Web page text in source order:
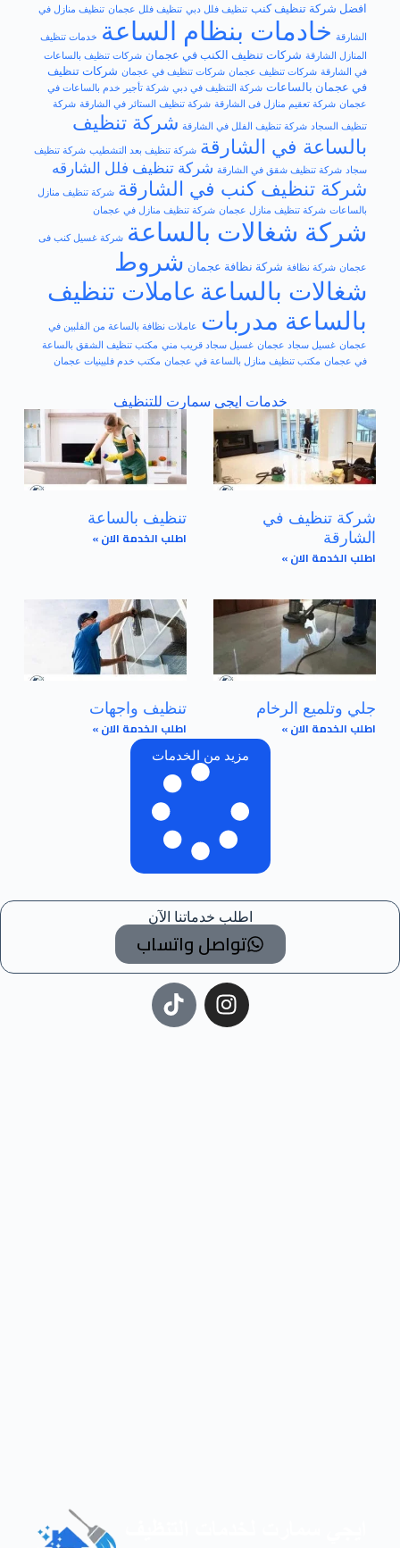
افضل​ شركة تنظيف كنب تنظيف فلل دبي تنظيف فلل عجمان تنظيف منازل في
الشارقة خادمات بنظام الساعة
خدمات تنظيف
المنازل الشارقة شركات تنظيف الكنب في عجمان شركات تنظيف بالساعات
في الشارقة شركات تنظيف عجمان شركات تنظيف في عجمان شركات تنظيف
في عجمان بالساعات شركة التنظيف في دبي شركة تأجير خدم بالساعات في
عجمان شركة تعقيم منازل فى الشارقة شركة تنظيف الستائر في الشارقة شركة
تنظيف السجاد شركة تنظيف الفلل في الشارقة شركة تنظيف
بالساعة في الشارقة شركة تنظيف بعد التشطيب شركة تنظيف
سجاد شركة تنظيف شقق في الشارقة شركة تنظيف فلل الشارقه
شركة تنظيف كنب في الشارقة شركة تنظيف منازل
بالساعات شركة تنظيف منازل عجمان شركة تنظيف منازل في عجمان
شركة شغالات بالساعة شركة غسيل كنب فى
عجمان شركة نظافة شركة نظافة عجمان شروط
شغالات بالساعة عاملات تنظيف
بالساعة مدربات عاملات نظافة بالساعة من الفلبين في
عجمان غسيل سجاد عجمان غسيل سجاد قريب مني مكتب تنظيف الشقق بالساعة
في عجمان مكتب تنظيف منازل بالساعة في عجمان مكتب خدم فلبينيات عجمان
خدمات ايجي سمارت للتنظيف
شركة تنظيف في
الشارقة
اطلب الخدمة الان »
تنظيف بالساعة
اطلب الخدمة الان »
جلي وتلميع الرخام
اطلب الخدمة الان »
تنظيف واجهات
اطلب الخدمة الان »
مزيد من الخدمات
اطلب خدماتنا الآن
تواصل واتساب